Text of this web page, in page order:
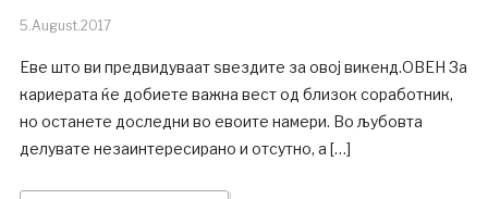
5.August.2017
Еве што ви предвидуваат ѕвездите за овој викенд.ОВЕН За
кариерата ќе добиете важна вест од близок соработник,
но останете доследни во евоите намери. Во љубовта
делувате незаинтересирано и отсутно, а […]